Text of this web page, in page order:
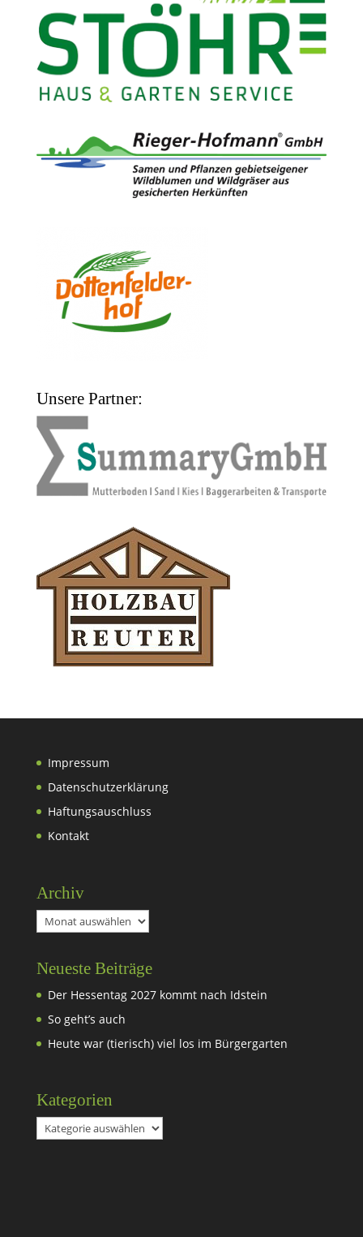
Unsere Partner:
Impressum
Datenschutzerklärung
Haftungsauschluss
Kontakt
Archiv
Archiv
Neueste Beiträge
Der Hessentag 2027 kommt nach Idstein
So geht’s auch
Heute war (tierisch) viel los im Bürgergarten
Kategorien
Kategorien